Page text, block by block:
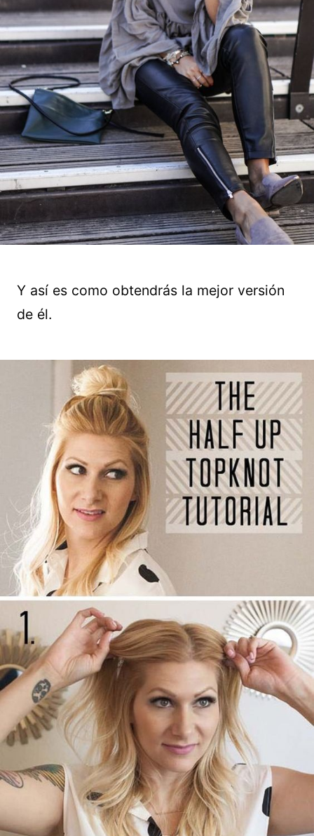
Y así es como obtendrás la mejor versión
de él.